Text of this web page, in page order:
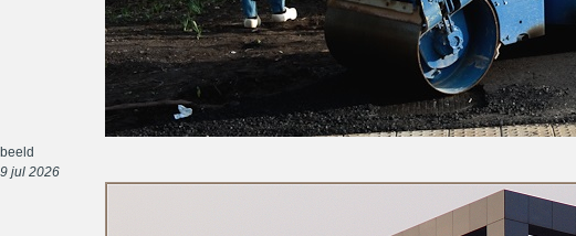
beeld
9 jul 2026